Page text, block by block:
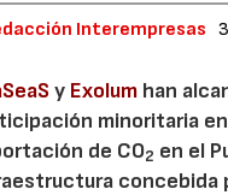
Interempresas
y Exolum han
minoritaria en
de CO2 en el
concebida